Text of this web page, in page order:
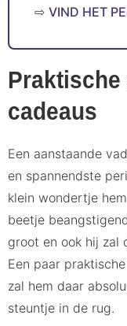
VIND HET
Praktische
cadeaus
Een aanstaande
en spannendste
klein wondertje
beetje
groot en ook hij zal
Een paar
zal hem daar
steuntje in de rug.